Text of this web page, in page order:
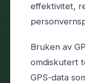
effektivitet,
Bruken av
omdiskutert
GPS-data